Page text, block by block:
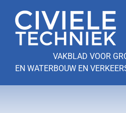
naar
inhoud
VAKBLAD VOOR
EN WATERBOUW EN